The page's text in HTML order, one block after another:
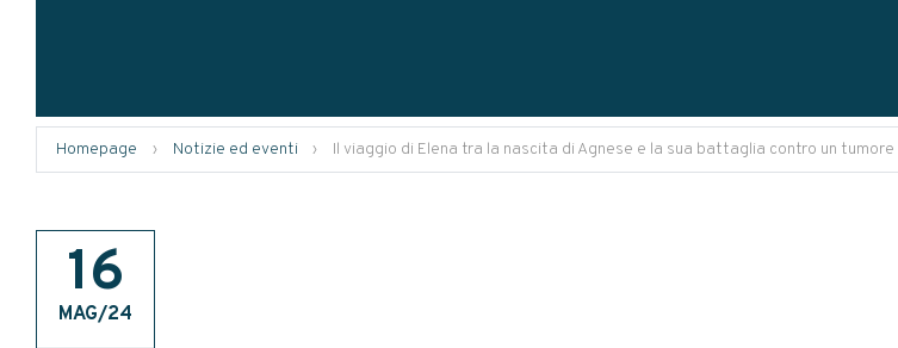
Homepage › Notizie ed eventi › Il viaggio di Elena tra la nascita di Agnese e la sua battaglia contro un tumore
16
MAG/24